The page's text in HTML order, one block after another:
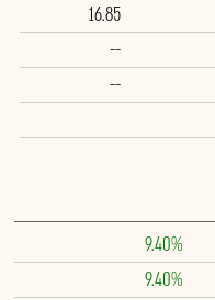
16.85
--
--
9.40%
9.40%